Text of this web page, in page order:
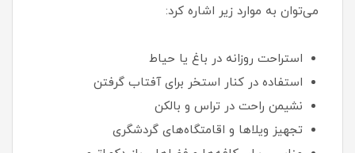
می‌توان به موارد زیر اشاره کرد:
استراحت روزانه در باغ یا حیاط
استفاده در کنار استخر برای آفتاب گرفتن
نشیمن راحت در تراس و بالکن
تجهیز ویلاها و اقامتگاه‌های گردشگری